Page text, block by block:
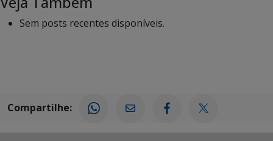
Sem posts recentes disponíveis.
Compartilhe: